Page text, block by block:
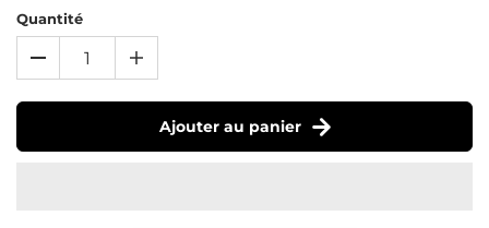
Quantité
Ajouter au panier